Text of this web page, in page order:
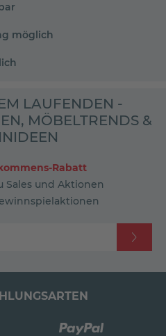
möglich
LAUFENDEN -
MÖBELTRENDS &
Rabatt
Sales und Aktionen